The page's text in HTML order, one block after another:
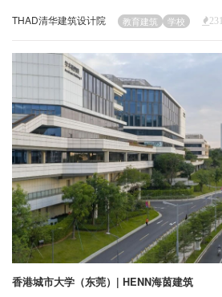
THAD清华建筑设计院 教育建筑 学校
香港城市大学（东莞）| HENN海茵建筑